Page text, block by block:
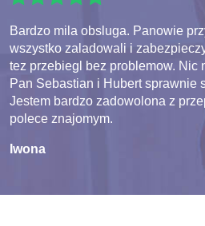
Bardzo mila obsluga. Panowie
wszystko zaladowali i
tez przebiegl bez problemow. Nic
Pan Sebastian i Hubert sprawnie
Jestem bardzo zadowolona z
polece znajomym.
Iwona